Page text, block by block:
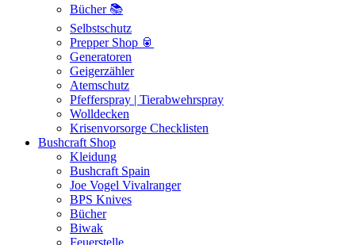
Bücher 📚
Selbstschutz
Prepper Shop 🥫
Generatoren
Geigerzähler
Atemschutz
Pfefferspray | Tierabwehrspray
Wolldecken
Krisenvorsorge Checklisten
Bushcraft Shop
Kleidung
Bushcraft Spain
Joe Vogel Vivalranger
BPS Knives
Bücher
Biwak
Feuerstelle